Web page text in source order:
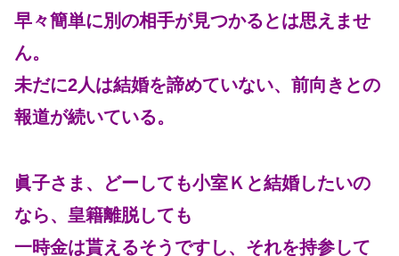
早々簡単に別の相手が見つかるとは思えませ
ん。
未だに2人は結婚を諦めていない、前向きとの
報道が続いている。
眞子さま、どーしても小室Ｋと結婚したいの
なら、皇籍離脱しても
一時金は貰えるそうですし、それを持参して